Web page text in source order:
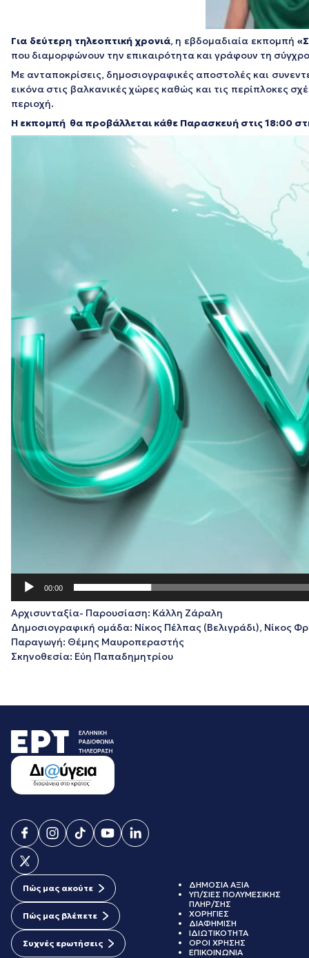
Για δεύτερη τηλεοπτική χρονιά, η εβδομαδιαία εκπομπή
που διαμορφώνουν την επικαιρότητα και γράφουν τη
Με ανταποκρίσεις, δημοσιογραφικές αποστολές και
εικόνα στις βαλκανικές χώρες καθώς και τις περίπλοκες
περιοχή.
Η εκπομπή θα προβάλλεται κάθε Παρασκευή στις 18:00
00:00
Αρχισυνταξία- Παρουσίαση: Κάλλη Ζάραλη
Δημοσιογραφική ομάδα: Νίκος Πέλπας (Βελιγράδι), Νίκος
Παραγωγή: Θέμης Μαυροπεραστής
Σκηνοθεσία: Εύη Παπαδημητρίου
Πώς μας ακούτε
Πώς μας βλέπετε
Συχνές ερωτήσεις
ΔΗΜΟΣΙΑ ΑΞΙΑ
ΥΠ/ΣΙΕΣ ΠΟΛΥΜΕΣΙΚΗΣ
ΠΛΗΡ/ΣΗΣ
ΧΟΡΗΓΙΕΣ
ΔΙΑΦΗΜΙΣΗ
ΙΔΙΩΤΙΚΟΤΗΤΑ
ΟΡΟΙ ΧΡΗΣΗΣ
ΕΠΙΚΟΙΝΩΝΙΑ